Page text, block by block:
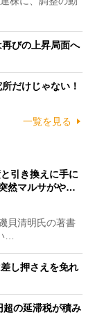
びの上昇局面へ
だけじゃない！
一覧を見る
引き換えに手に
然マルサがや…
貝清明氏の著書
…
し押さえを免れ
の延滞税が積み